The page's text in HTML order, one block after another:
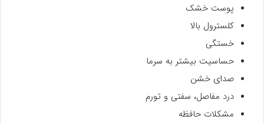
پوست خشک
کلسترول بالا
خستگی
حساسیت بیشتر به سرما
صدای خشن
درد مفاصل، سفتی و تورم
مشکلات حافظه